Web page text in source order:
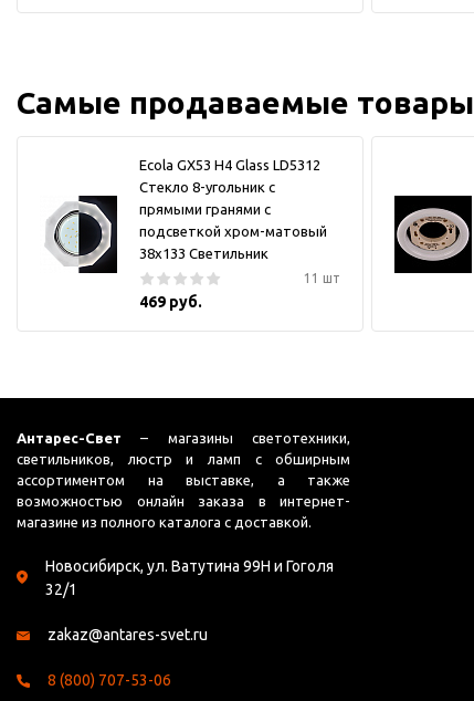
Самые продаваемые товары
Ecola GX53 H4 Glass LD5312
Стекло 8-угольник с
прямыми гранями с
подсветкой хром-матовый
38x133 Светильник
11 шт
469 руб.
Антарес-Свет – магазины светотехники,
светильников, люстр и ламп с обширным
ассортиментом на выставке, а также
возможностью онлайн заказа в интернет-
магазине из полного каталога с доставкой.
Новосибирск, ул. Ватутина 99Н и Гоголя
32/1
zakaz@antares-svet.ru
8 (800) 707-53-06